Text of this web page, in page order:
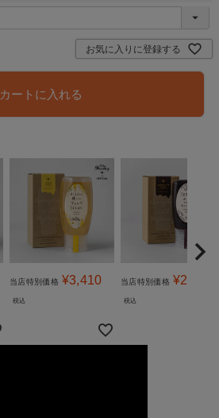
お気に入りに登録する
カートに入れる
当店特別価格 ¥3,410
税込
当店特別価格 ¥2,490
税込